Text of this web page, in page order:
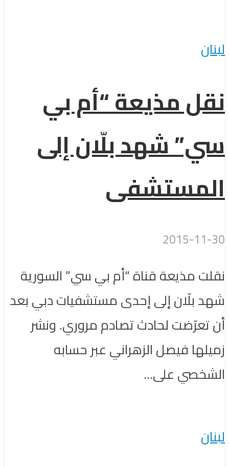
لبنان
نقل مذيعة “أم بي
سي” شهد بلّان إلى
المستشفى
2015-11-30
نقلت مذيعة قناة “أم بي سي” السورية
شهد بلّان إلى إحدى مستشفيات دبي بعد
أن تعرّضت لحادث تصادم مروري. ونشر
زميلها فيصل الزهراني عبر حسابه
الشخصي على...
لبنان